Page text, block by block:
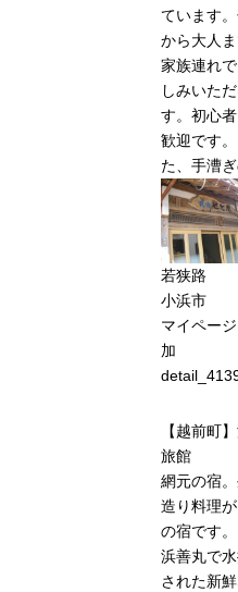
ています
から大人ま
家族連れ
しみいた
す。初心
歓迎です。
た、手漕
若狭路
小浜市
マイペー
加
【越前町
旅館
網元の宿。
造り料理
の宿です
浜善丸で
された新